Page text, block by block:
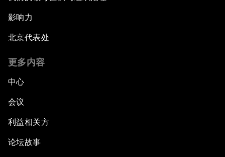
影响力
北京代表处
更多内容
中心
会议
利益相关方
论坛故事